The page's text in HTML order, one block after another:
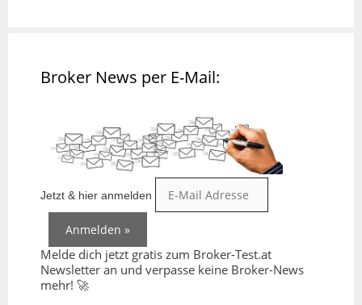
Broker News per E-Mail:
Jetzt & hier anmelden
Melde dich jetzt gratis zum Broker-Test.at
Newsletter an und verpasse keine Broker-News
mehr! 🚀